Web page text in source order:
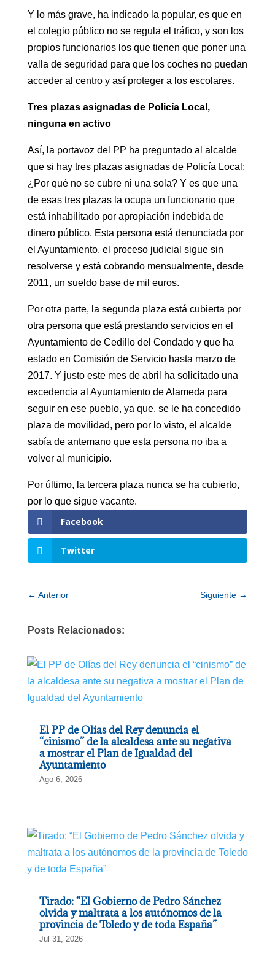
Y lo más grave, ha indicado la popular, es que en
el colegio público no se regula el tráfico, y son los
propios funcionarios los que tienen que poner una
valla de seguridad para que los coches no puedan
acceder al centro y así proteger a los escolares.
Tres plazas asignadas de Policía Local,
ninguna en activo
Así, la portavoz del PP ha preguntado al alcalde
que si hay tres plazas asignadas de Policía Local:
¿Por qué no se cubre ni una sola? Y es que una
de esas tres plazas la ocupa un funcionario que
está inhabilitado por apropiación indebida de
dinero público. Esta persona está denunciada por
el Ayuntamiento, el proceso judicial sigue sin
resolverse y está cobrando mensualmente, desde
2011, un sueldo base de mil euros.
Por otra parte, la segunda plaza está cubierta por
otra persona que está prestando servicios en el
Ayuntamiento de Cedillo del Condado y que ha
estado en Comisión de Servicio hasta marzo de
2017. Y justo este mes de abril ha solicitado una
excedencia al Ayuntamiento de Alameda para
seguir en ese pueblo, ya que, se le ha concedido
plaza de movilidad, pero por lo visto, el alcalde
sabía de antemano que esta persona no iba a
volver al municipio.
Por último, la tercera plaza nunca se ha cubierto,
por lo que sigue vacante.
Facebook
Twitter
← Anterior Siguiente →
Posts Relacionados:
El PP de Olías del Rey denuncia el
“cinismo” de la alcaldesa ante su negativa
a mostrar el Plan de Igualdad del
Ayuntamiento
Ago 6, 2026
Tirado: “El Gobierno de Pedro Sánchez
olvida y maltrata a los autónomos de la
provincia de Toledo y de toda España”
Jul 31, 2026